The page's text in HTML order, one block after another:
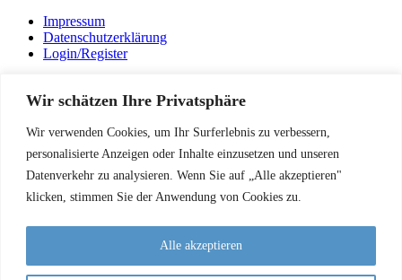
Wir schätzen Ihre Privatsphäre
Wir verwenden Cookies, um Ihr Surferlebnis zu verbessern,
personalisierte Anzeigen oder Inhalte einzusetzen und unseren
Datenverkehr zu analysieren. Wenn Sie auf „Alle akzeptieren"
klicken, stimmen Sie der Anwendung von Cookies zu.
Alle akzeptieren
Impressum
Datenschutzerklärung
Login/Register
Datenschutzerklärung
Facebook
AEM Schweiz – Arbeitsgemeinschaft Evangelischer Missionen
PC-Konto 87-283672-8